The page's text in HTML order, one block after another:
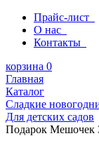
Прайс-лист
О нас
Контакты
корзина 0
Главная
Каталог
Сладкие
Для детских садов
Подарок Мешочек